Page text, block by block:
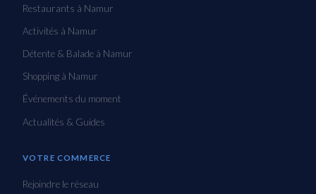
Restaurants à Namur
Activités à Namur
Détente & Balade à Namur
Shopping à Namur
Événements du moment
Actualités & Guides
VOTRE COMMERCE
Rejoindre le réseau